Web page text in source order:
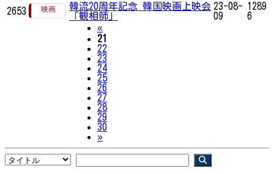
2653
韓流20周年記念 韓国映画上映会
「観相師」
23-08-
09
1289
6
«Previous
21
22
23
24
25
26
27
28
29
30
»Next